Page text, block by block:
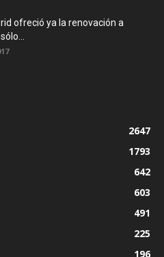
ofreció ya la renovación a
2647
1793
642
603
491
225
196